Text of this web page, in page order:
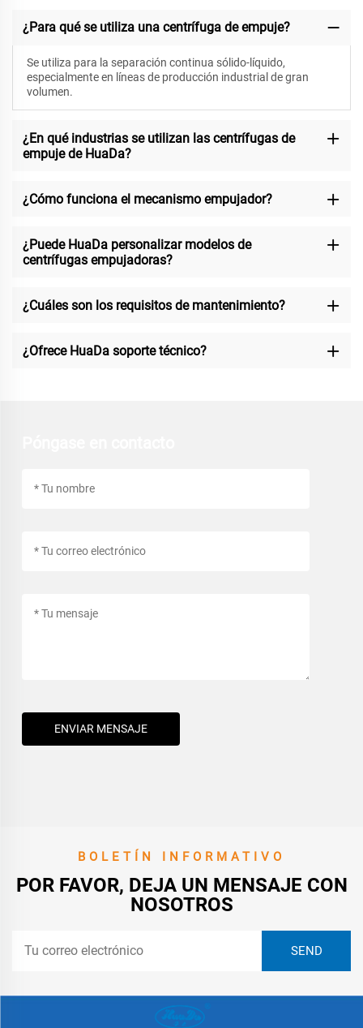
¿Para qué se utiliza una centrífuga de empuje?
Se utiliza para la separación continua sólido-líquido,
especialmente en líneas de producción industrial de gran
volumen.
¿En qué industrias se utilizan las centrífugas de
empuje de HuaDa?
¿Cómo funciona el mecanismo empujador?
¿Puede HuaDa personalizar modelos de
centrífugas empujadoras?
¿Cuáles son los requisitos de mantenimiento?
¿Ofrece HuaDa soporte técnico?
ENVIAR MENSAJE
BOLETÍN INFORMATIVO
POR FAVOR, DEJA UN MENSAJE CON
NOSOTROS